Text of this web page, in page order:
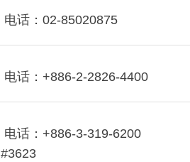
电话：02-85020875
电话：+886-2-2826-4400
电话：+886-3-319-6200
#3623